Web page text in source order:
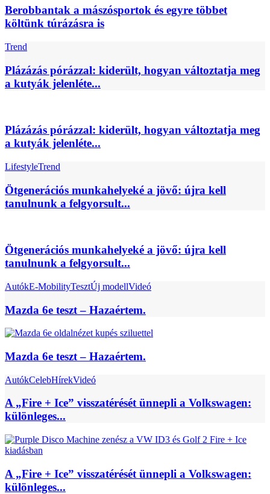
Berobbantak a mászósportok és egyre többet
költünk túrázásra is
Trend
Plázázás pórázzal: kiderült, hogyan változtatja meg
a kutyák jelenléte...
Plázázás pórázzal: kiderült, hogyan változtatja meg
a kutyák jelenléte...
LifestyleTrend
Ötgenerációs munkahelyeké a jövő: újra kell
tanulnunk a felgyorsult...
Ötgenerációs munkahelyeké a jövő: újra kell
tanulnunk a felgyorsult...
AutókE-MobilityTesztÚj modellVideó
Mazda 6e teszt – Hazaértem.
Mazda 6e teszt – Hazaértem.
AutókCelebHírekVideó
A „Fire + Ice” visszatérését ünnepli a Volkswagen:
különleges...
A „Fire + Ice” visszatérését ünnepli a Volkswagen:
különleges...